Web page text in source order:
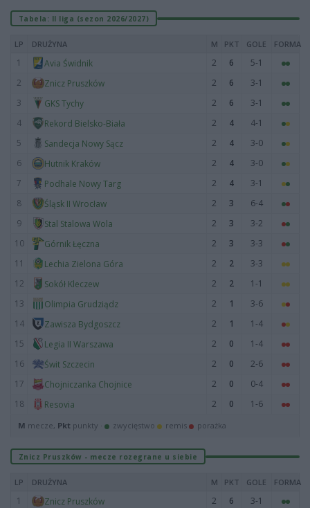
Tabela: II liga (sezon 2026/2027)
LP DRUŻYNA M PKT GOLE FORMA
1 Avia Świdnik 2 6
5-1
2
Znicz Pruszków 2 6
3-1
3
GKS Tychy 2 6
3-1
4
Rekord Bielsko-Biała 2 4
4-1
5
Sandecja Nowy Sącz 2 4
3-0
6
Hutnik Kraków 2 4
3-0
7
Podhale Nowy Targ 2 4
3-1
8
Śląsk II Wrocław 2 3
6-4
9
Stal Stalowa Wola 2 3
3-2
10
Górnik Łęczna 2 3
3-3
11
Lechia Zielona Góra 2 2
3-3
12
Sokół Kleczew 2 2
1-1
13
Olimpia Grudziądz 2 1
3-6
14
Zawisza Bydgoszcz 2 1
1-4
15
Legia II Warszawa 2 0
1-4
16
Świt Szczecin 2 0
2-6
17
Chojniczanka Chojnice 2 0
0-4
18
Resovia 2 0 1-6
M mecze, Pkt punkty · zwycięstwo remis porażka
Znicz Pruszków - mecze rozegrane u siebie
LP DRUŻYNA M PKT GOLE FORMA
1 Znicz Pruszków 2 6
3-1